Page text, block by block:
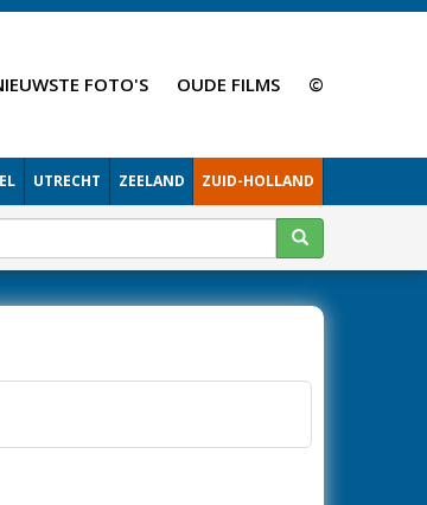
FOTO'S OUDE FILMS ©
UTRECHT ZEELAND ZUID-HOLLAND